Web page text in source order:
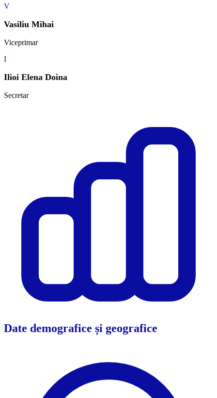
V
Vasiliu Mihai
Viceprimar
I
Ilioi Elena Doina
Secretar
Date demografice și geografice